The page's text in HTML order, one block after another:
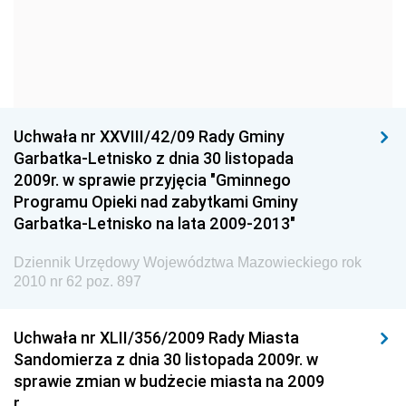
Dziennik Urzędowy Ministra Pracy i Polityki
Społecznej
Dziennik Urzędowy Ministra Spraw Zagranicznych
Dziennik Urzędowy Komisji Nadzoru Finansowego
Dziennik Urzędowy Ministerstwa Zdrowia i Opieki
Uchwała nr XXVIII/42/09 Rady Gminy
Garbatka-Letnisko z dnia 30 listopada
2009r. w sprawie przyjęcia "Gminnego
Programu Opieki nad zabytkami Gminy
Garbatka-Letnisko na lata 2009-2013"
Dziennik Urzędowy Województwa Mazowieckiego rok
2010 nr 62 poz. 897
Uchwała nr XLII/356/2009 Rady Miasta
Sandomierza z dnia 30 listopada 2009r. w
sprawie zmian w budżecie miasta na 2009